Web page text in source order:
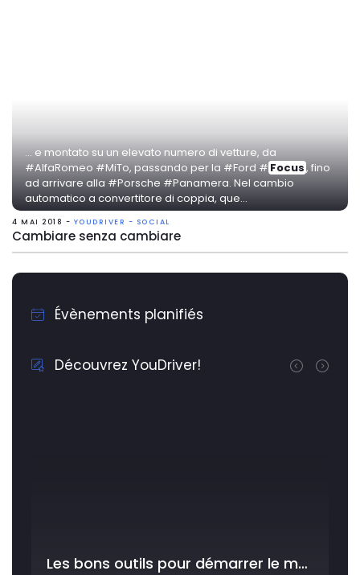
... e montato su un elevato numero di vetture, da
#AlfaRomeo #MiTo, passando per la #Ford # Focus, fino
ad arrivare alla #Porsche #Panamera. Nel cambio
automatico a convertitore di coppia, que...
4 MAI 2018 - YOUDRIVER - SOCIAL
Cambiare senza cambiare
Évènements planifiés
Découvrez YouDriver!
Les bons outils pour démarrer le meilleur avec YouDriver dans l'Atelier